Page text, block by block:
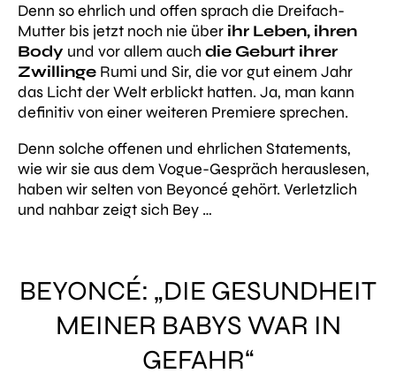
Denn so ehrlich und offen sprach die Dreifach-
Mutter bis jetzt noch nie über ihr Leben, ihren
Body und vor allem auch die Geburt ihrer
Zwillinge Rumi und Sir, die vor gut einem Jahr
das Licht der Welt erblickt hatten. Ja, man kann
definitiv von einer weiteren Premiere sprechen.
Denn solche offenen und ehrlichen Statements,
wie wir sie aus dem Vogue-Gespräch herauslesen,
haben wir selten von Beyoncé gehört. Verletzlich
und nahbar zeigt sich Bey …
BEYONCÉ: „DIE GESUNDHEIT
MEINER BABYS WAR IN
GEFAHR“